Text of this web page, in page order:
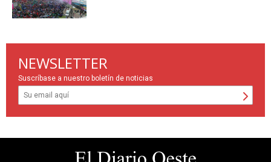
NEWSLETTER
Suscríbase a nuestro boletín de noticias